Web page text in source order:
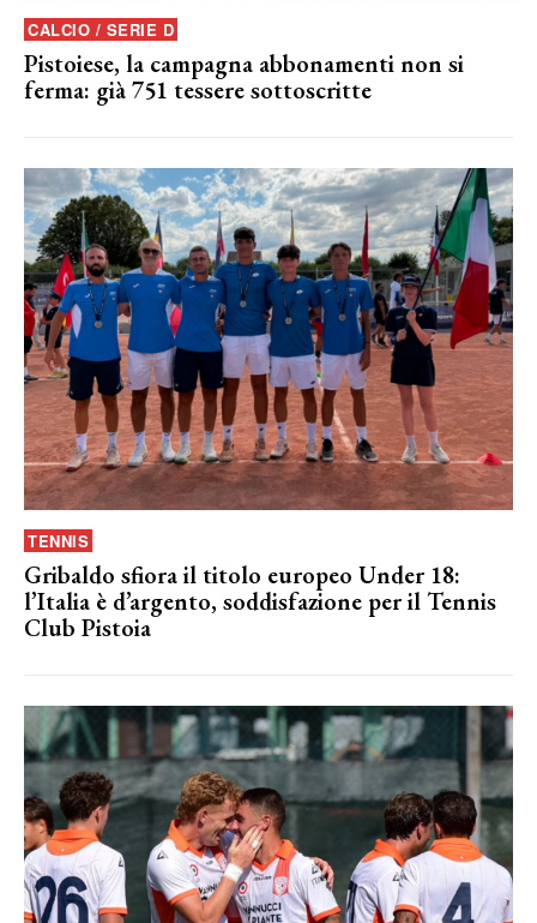
CALCIO / SERIE D
Pistoiese, la campagna abbonamenti non si
ferma: già 751 tessere sottoscritte
TENNIS
Gribaldo sfiora il titolo europeo Under 18:
l’Italia è d’argento, soddisfazione per il Tennis
Club Pistoia